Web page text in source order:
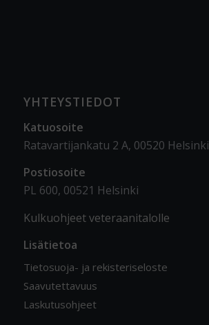
YHTEYSTIEDOT
Katuosoite
Ratavartijankatu 2 A, 00520 Helsinki
Postiosoite
PL 600, 00521 Helsinki
Kulkuohjeet veteraanitalolle
Lisätietoa
Tietosuoja- ja rekisteriseloste
Saavutettavuus
Laskutusohjeet